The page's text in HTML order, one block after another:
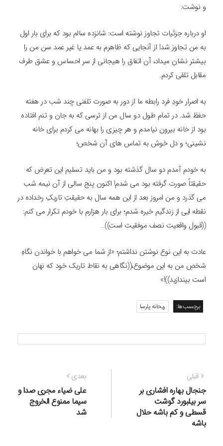
و نوشت:
او درباره جزئیات تجاوز نوشته است: شانزده سالم بود که برای بار اول
به من تجاوز شد! از آنجایی که ظاهرم به عمد یا غیر عمد سن من را
بیشتر نشان میداد، آن اتفاق را هیجانی از سر احساس و عشق طرف
مقابل تلقی کردم.
به اصرار خودِ فرد رابطه ما از دور به صورت تلفنی چند شب در هفته
حفظ شد. در تمام طول دو سال من از ترسی که به جان و تنم افتاده
بود از خانه بیرون نیامدم و هر چیزی را بهانه می کردم برای خانه
نشینی؛ و دل خوش به تماس های آن شخص؛
به خودم آمدم دو سال گذشته بود و من باید تسلیم این تعرض که
حقیقتاً صورت گرفته بود می شدم! اکنون پنج سالی از آن نیمه شب
می گذرد و من امروز بعد از این همه سال به حقیقتِ تاریکِ رخداده در
نقطه ایی از زندگیم خیره شدم؛ برای بار هزارم با خودم تکرار می کنم:
((قبول واقعیت نصف موفقیت است))…
عادت به این نوع نوشتن نداشتم؛ «از شما می خواهم با خواندن نگاهِ
شخصِ من به این موضوع،((نگاهی به نقاط تاریک خود که نهان
است بیندازید))!»
برچسب‌ها: ریحانه پارسا
راهبری
نوشته
قبلی
قبلی:
جنجال بهاره افشاری بر
سر بیلبورد گوشت
قسطی و کم باشه حلال
باشه
بعدی
بعدی:
علی ضیاء مجری صدا و
سیما ممنوع الخروج
شد